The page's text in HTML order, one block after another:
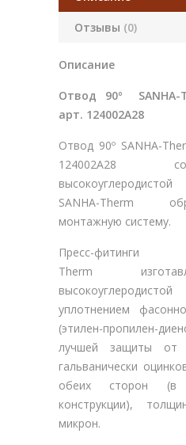
Отзывы (0)
Описание
Отвод 90º
арт. 124002A28
Отвод 90º SANHA-
124002A28
SANHA-Therm
монтажную систему.
Пресс-
Therm
уплотнением
(этилен-пропилен-
лучшей защиты от
гальванически
обеих сторон (в
конструкции),
микрон.